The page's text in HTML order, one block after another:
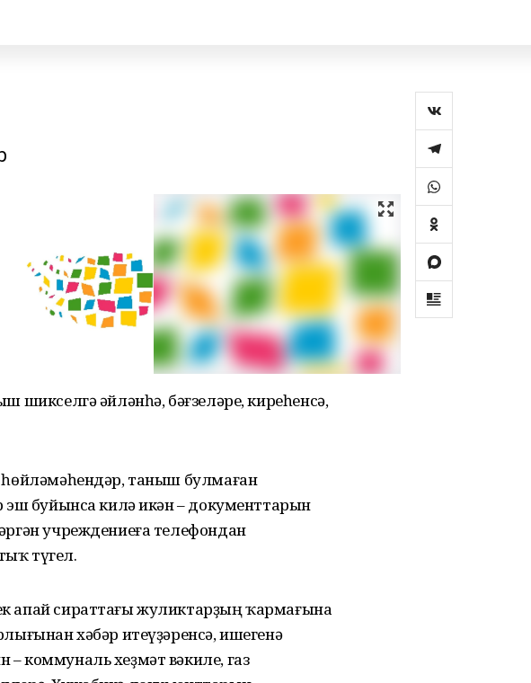
шикселгә әйләнһә, бәғзеләре, киреһенсә,
таныш булмаған
эш буйынса килә икән – документтарын
учреждениеға телефондан
түгел.
апай сираттағы жуликтарҙың ҡармағына
хәбәр итеүҙәренсә, ишегенә
коммуналь хеҙмәт вәкиле, газ